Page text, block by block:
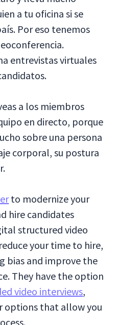
a tu oficina si se
Por eso tenemos
entrevistas virtuales
a los miembros
en directo, porque
sobre una persona
corporal, su postura
to modernize your
hire candidates
structured video
your time to hire,
bias and improve the
They have the option
video interviews,
that allow you